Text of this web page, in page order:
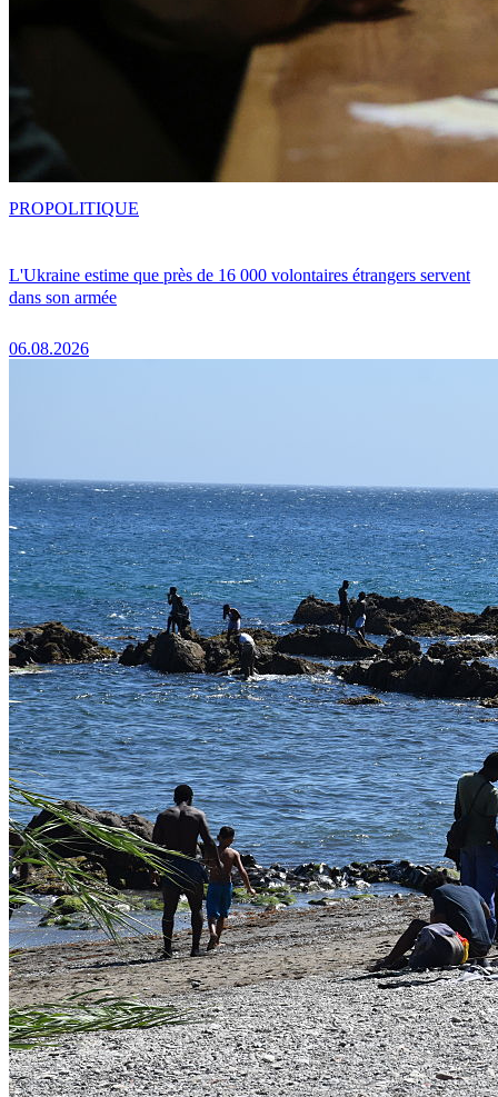
L'Ukraine estime que près de 16 000 volontaires étrangers servent
dans son armée
06.08.2026
PROPOLITIQUE